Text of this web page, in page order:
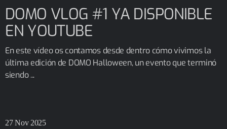
DOMO VLOG #1 YA DISPONIBLE
EN YOUTUBE
En este vídeo os contamos desde dentro cómo vivimos la
última edición de DOMO Halloween, un evento que terminó
siendo ...
27 Nov 2025